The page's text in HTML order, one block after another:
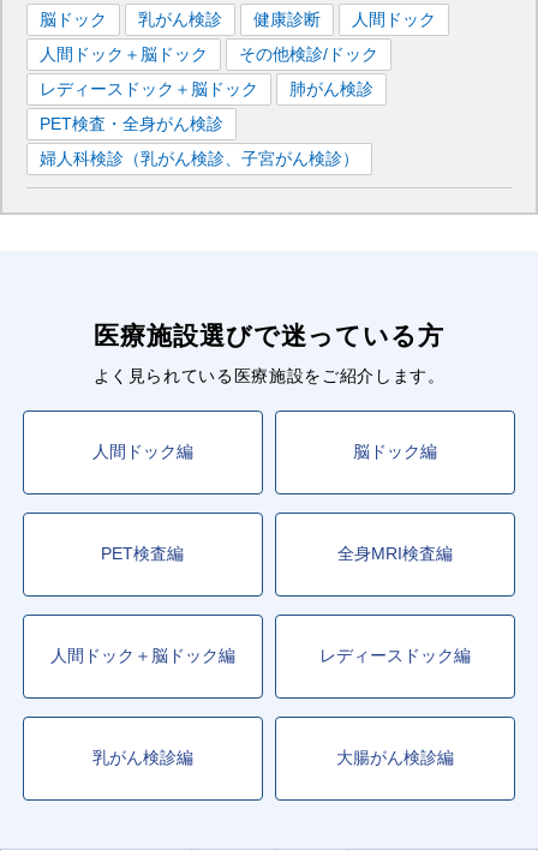
脳ドック 乳がん検診 健康診断
人間ドック
人間ドック＋脳ドック
その他検診/ドック
レディースドック＋脳ドック
肺がん検診
PET検査・全身がん検診
婦人科検診（乳がん検診、子宮がん検診）
医療施設選びで迷っている方
よく見られている医療施設をご紹介します。
人間ドック編 脳ドック編
PET検査編 全身MRI検査編
人間ドック＋脳ドック編 レディースドック編
乳がん検診編 大腸がん検診編